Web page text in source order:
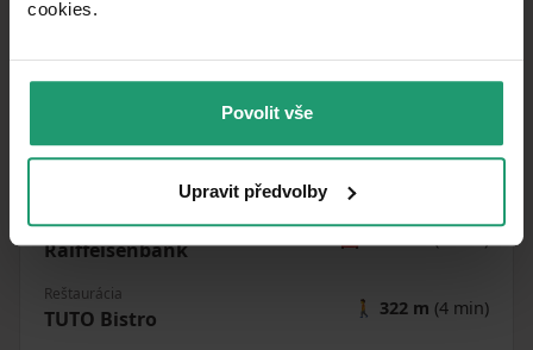
cookies.​
Povolit vše
Upravit předvolby
MHD
Pošta
Obchod
Banka
Raiffeisenbank 🚘3 675 m(8 min)
Reštaurácia
TUTO Bistro 🚶 322 m (4 min)